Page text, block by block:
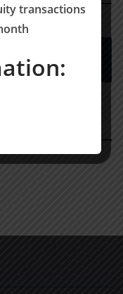
/ Deal
transactions